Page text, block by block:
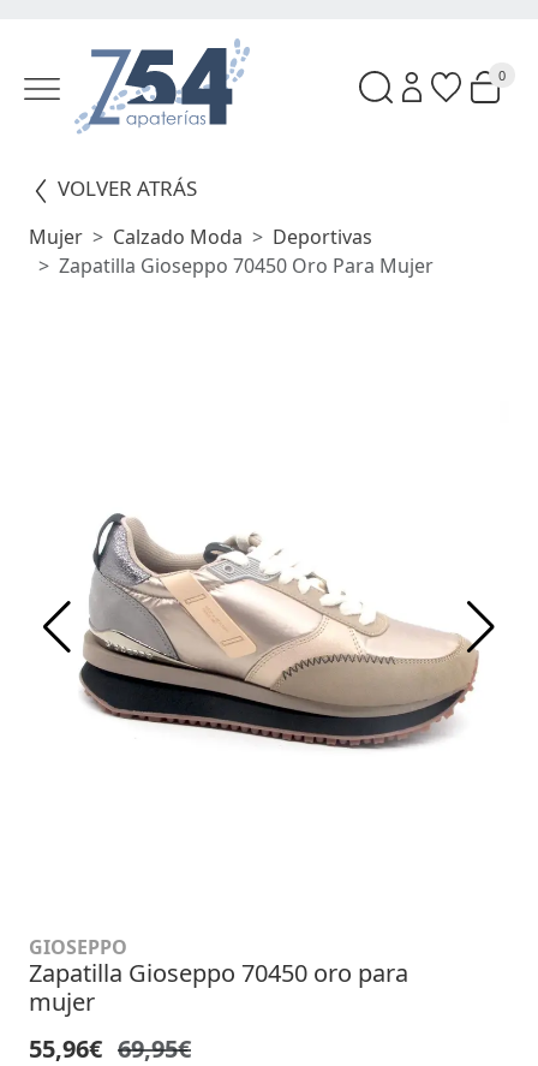
0
VOLVER ATRÁS
Mujer Calzado Moda
Deportivas
Zapatilla Gioseppo 70450 Oro Para Mujer
GIOSEPPO
Zapatilla Gioseppo 70450 oro para
mujer
55,96€ 69,95€